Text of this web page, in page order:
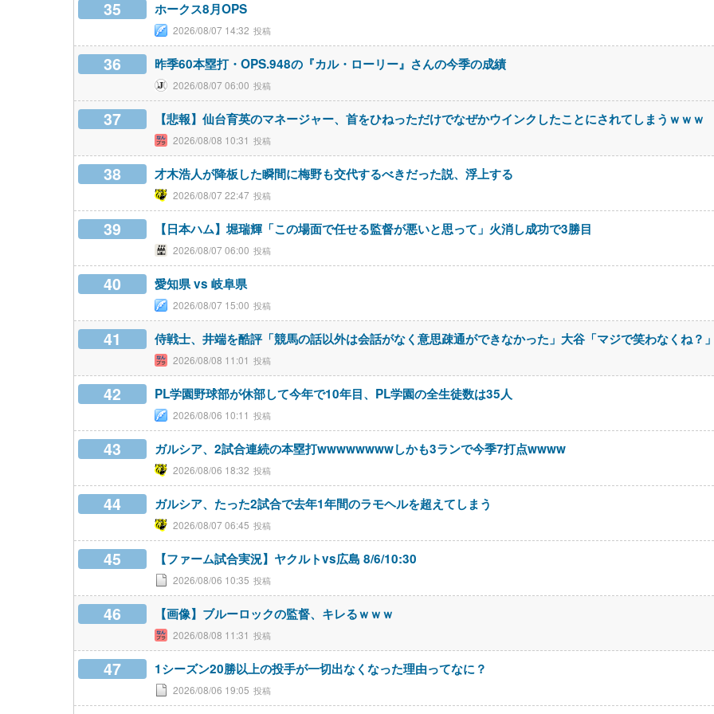
35 ホークス8月OPS
2026/08/07 14:32
36 昨季60本塁打・OPS.948の『カル・ローリー』さんの今季の成績
2026/08/07 06:00
37 【悲報】仙台育英のマネージャー、首をひねっただけでなぜかウインクしたことにされてしまうｗｗｗ
2026/08/08 10:31
38 才木浩人が降板した瞬間に梅野も交代するべきだった説、浮上する
2026/08/07 22:47
39 【日本ハム】堀瑞輝「この場面で任せる監督が悪いと思って」火消し成功で3勝目
2026/08/07 06:00
40 愛知県 vs 岐阜県
2026/08/07 15:00
41 侍戦士、井端を酷評「競馬の話以外は会話がなく意思疎通ができなかった」大谷「マジで笑わなくね？
2026/08/08 11:01
42 PL学園野球部が休部して今年で10年目、PL学園の全生徒数は35人
2026/08/06 10:11
43 ガルシア、2試合連続の本塁打wwwwwwwwしかも3ランで今季7打点wwww
2026/08/06 18:32
44 ガルシア、たった2試合で去年1年間のラモヘルを超えてしまう
2026/08/07 06:45
45 【ファーム試合実況】ヤクルトvs広島 8/6/10:30
2026/08/06 10:35
46 【画像】ブルーロックの監督、キレるｗｗｗ
2026/08/08 11:31
47 1シーズン20勝以上の投手が一切出なくなった理由ってなに？
2026/08/06 19:05